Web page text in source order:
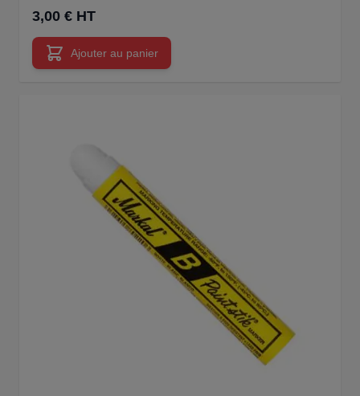
3,00 € HT
Ajouter au panier